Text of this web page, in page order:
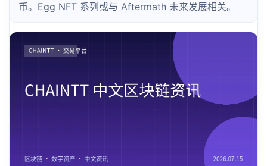
币。Egg NFT 系列或与 Aftermath 未来发展相关。